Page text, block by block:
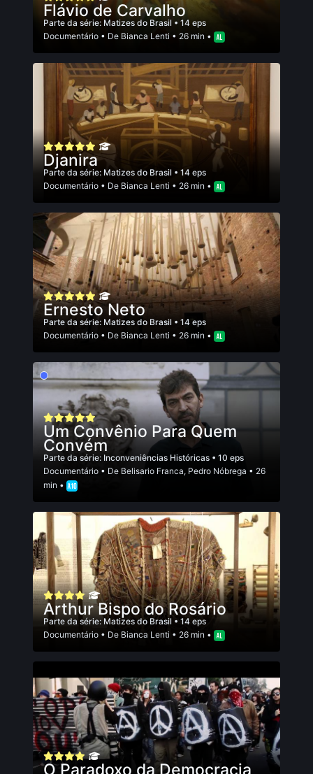
Flávio de Carvalho
Parte da série: Matizes do Brasil • 14 eps
Documentário • De Bianca Lenti • 26 min •
Djanira
Parte da série: Matizes do Brasil • 14 eps
Documentário • De Bianca Lenti • 26 min •
Ernesto Neto
Parte da série: Matizes do Brasil • 14 eps
Documentário • De Bianca Lenti • 26 min •
Um Convênio Para Quem
Convém
Parte da série: Inconveniências Históricas • 10 eps
Documentário • De Belisario Franca, Pedro Nóbrega • 26
min •
Arthur Bispo do Rosário
Parte da série: Matizes do Brasil • 14 eps
Documentário • De Bianca Lenti • 26 min •
O Paradoxo da Democracia